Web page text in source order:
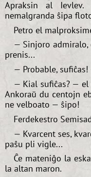
Apraksin al
nemalgranda ŝipa
Petro el
— Sinjoro admiralo,
prenis...
— Probable,
— Kial sufiĉas? —
Ankoraŭ du centojn
ne velboato — ŝipo!
Ferdekestro
— Kvarcent ses,
paŝu pli vigle...
Ĉe mateniĝo la
la altan maron.